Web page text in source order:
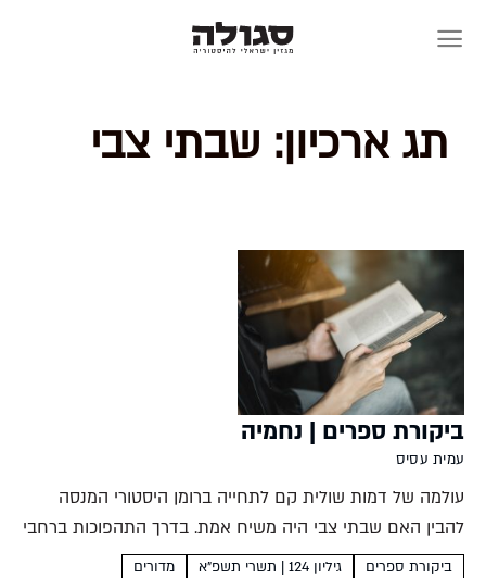
תג ארכיון: שבתי צבי
ביקורת ספרים | נחמיה
עמית עסיס
עולמה של דמות שולית קם לתחייה ברומן היסטורי המנסה
להבין האם שבתי צבי היה משיח אמת. בדרך התהפוכות ברחבי
אירופה צפות שאלות על חיי אמת וחיי שקר, עם משיח ובלעדיו
ביקורת ספרים גיליון 124 | תשרי תשפ"א מדורים